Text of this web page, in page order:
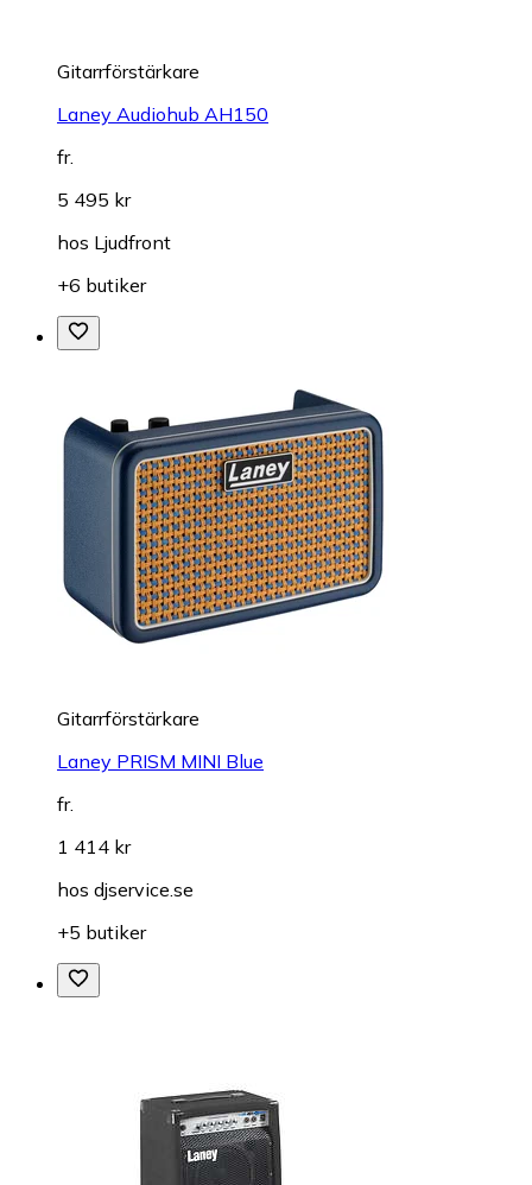
Gitarrförstärkare
Laney Audiohub AH150
fr.
5 495 kr
hos Ljudfront
+6 butiker
Gitarrförstärkare
Laney PRISM MINI Blue
fr.
1 414 kr
hos djservice.se
+5 butiker